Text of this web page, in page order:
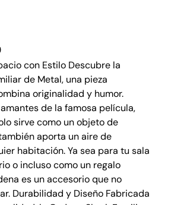
E
l
p
r
e
c
i
o
a
c
con Estilo Descubre la
de Metal, una pieza
originalidad y humor.
de la famosa película,
sirve como un objeto de
aporta un aire de
habitación. Ya sea para tu sala
o incluso como un regalo
es un accesorio que no
Durabilidad y Diseño Fabricada